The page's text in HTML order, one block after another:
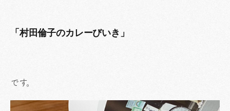
「村田倫子のカレーびいき」
です。